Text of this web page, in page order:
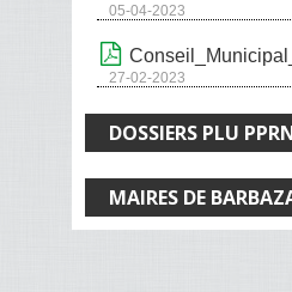
05-04-2023
27-02-2023
DOSSIERS PLU
MAIRES DE